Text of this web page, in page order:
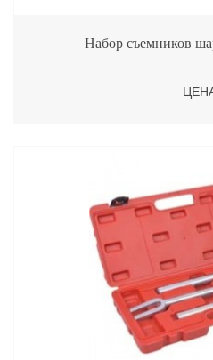
Набор съемников